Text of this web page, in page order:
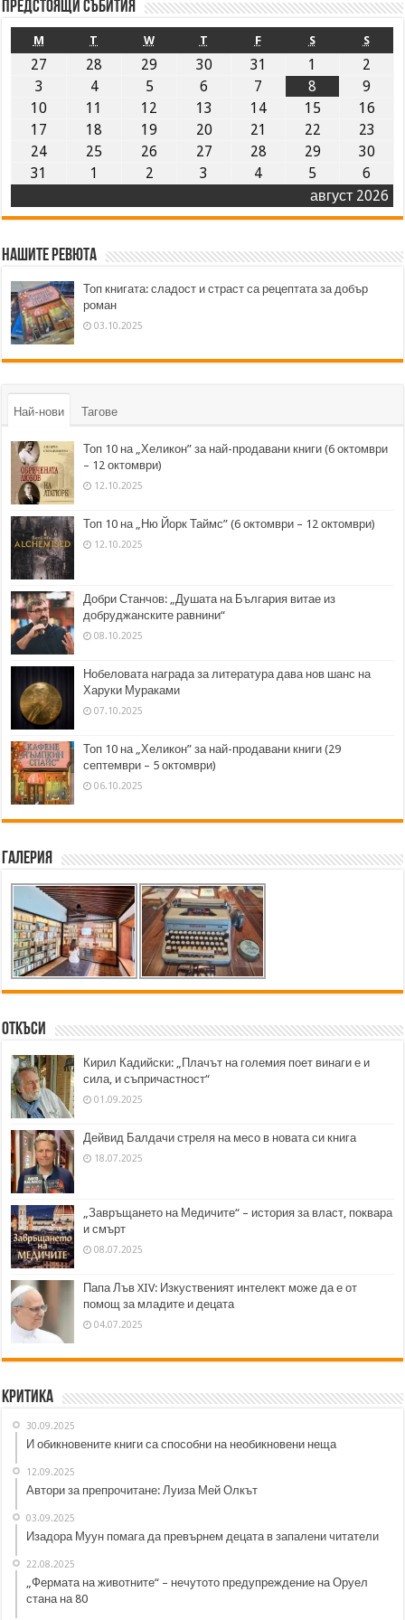
Предстоящи събития
август 2026
M T W T F S S
27 28 29 30 31 1
2
3
4 5 6 7 8
9
10
11 12 13 14 15
16
17
18 19 20 21 22
23
24
25 26 27 28 29
30
31
1 2 3 4 5 6
Нашите ревюта
Топ книгата: сладост и страст са рецептата за добър
роман
03.10.2025
Най-нови Тагове
Топ 10 на „Хеликон” за най-продавани книги (6 октомври
– 12 октомври)
12.10.2025
Топ 10 на „Ню Йорк Таймс” (6 октомври – 12 октомври)
12.10.2025
Добри Станчов: „Душата на България витае из
добруджанските равнини“
08.10.2025
Нобеловата награда за литература дава нов шанс на
Харуки Мураками
07.10.2025
Топ 10 на „Хеликон” за най-продавани книги (29
септември – 5 октомври)
06.10.2025
Галерия
Откъси
Кирил Кадийски: „Плачът на големия поет винаги е и
сила, и съпричастност“
01.09.2025
Дейвид Балдачи стреля на месо в новата си книга
18.07.2025
„Завръщането на Медичите“ – история за власт, поквара
и смърт
08.07.2025
Папа Лъв XIV: Изкуственият интелект може да е от
помощ за младите и децата
04.07.2025
Критика
30.09.2025
И обикновените книги са способни на необикновени неща
12.09.2025
Автори за препрочитане: Луиза Мей Олкът
03.09.2025
Изадора Муун помага да превърнем децата в запалени читатели
22.08.2025
„Фермата на животните“ – нечутото предупреждение на Оруел
стана на 80